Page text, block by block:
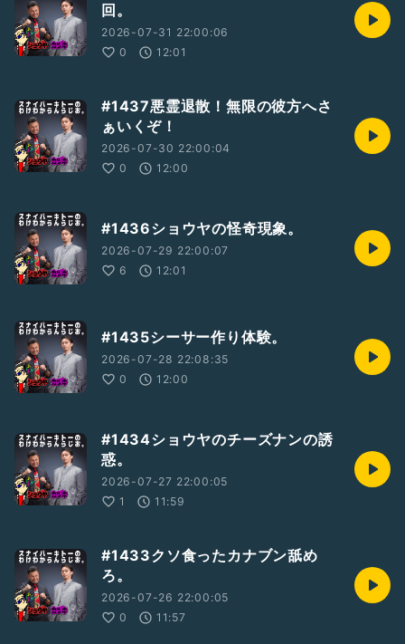
回。
2026-07-31 22:00:06
0
12:01
#1437悪霊退散！無限の彼方へさ
ぁいくぞ！
2026-07-30 22:00:04
0
12:00
#1436ショウヤの怪奇現象。
2026-07-29 22:00:07
6
12:01
#1435シーサー作り体験。
2026-07-28 22:08:35
0
12:00
#1434ショウヤのチーズナンの誘
惑。
2026-07-27 22:00:05
1
11:59
#1433クソ食ったカナブン舐め
ろ。
2026-07-26 22:00:05
0
11:57